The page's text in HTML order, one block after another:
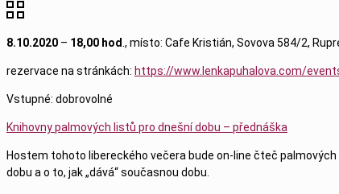
8.10.2020 – 18,00 hod ., místo: Cafe Kristián, Sovova 584/2,
rezervace na stránkách: https://www.lenkapuhalova.com/
Vstupné: dobrovolné
Knihovny palmových listů pro dnešní dobu – přednáška
Hostem tohoto libereckého večera bude on-line čteč
dobu a o to, jak „dává“ současnou dobu.